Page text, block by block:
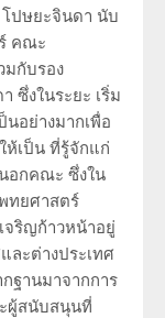
ปษยะจินดา นับ
คณะ
กับรอง
ซึ่งในระยะ เริ่ม
นอย่างมากเพื่อ
ห้เป็น ที่รู้จักแก่
อกคณะ ซึ่งใน
ทยศาสตร์
จริญก้าวหน้าอยู่
ละต่างประเทศ
ฐานมาจากการ
ผู้สนับสนุนที่